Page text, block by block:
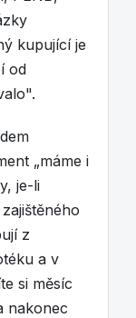
kupující je
od
„máme i
je-li
z
a v
si měsíc
nakonec